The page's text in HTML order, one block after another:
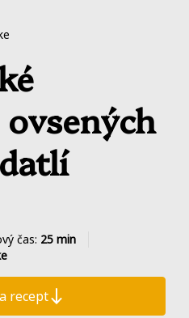
čas: 25 min
recept